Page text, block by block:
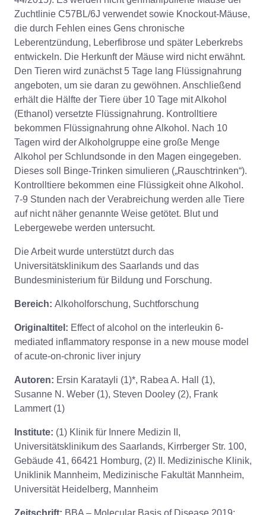
Zuchtlinie C57BL/6J verwendet sowie Knockout-Mäuse,
die durch Fehlen eines Gens chronische
Leberentzündung, Leberfibrose und später Leberkrebs
entwickeln. Die Herkunft der Mäuse wird nicht erwähnt.
Den Tieren wird zunächst 5 Tage lang Flüssignahrung
angeboten, um sie daran zu gewöhnen. Anschließend
erhält die Hälfte der Tiere über 10 Tage mit Alkohol
(Ethanol) versetzte Flüssignahrung. Kontrolltiere
bekommen Flüssignahrung ohne Alkohol. Nach 10
Tagen wird der Alkoholgruppe eine große Menge
Alkohol per Schlundsonde in den Magen eingegeben.
Dieses soll Binge-Trinken simulieren („Rauschtrinken“).
Kontrolltiere bekommen eine Flüssigkeit ohne Alkohol.
7-9 Stunden nach der Verabreichung werden alle Tiere
auf nicht näher genannte Weise getötet. Blut und
Lebergewebe werden untersucht.
Die Arbeit wurde unterstützt durch das
Universitätsklinikum des Saarlands und das
Bundesministerium für Bildung und Forschung.
Bereich: Alkoholforschung, Suchtforschung
Originaltitel: Effect of alcohol on the interleukin 6-
mediated inflammatory response in a new mouse model
of acute-on-chronic liver injury
Autoren: Ersin Karatayli (1)*, Rabea A. Hall (1),
Susanne N. Weber (1), Steven Dooley (2), Frank
Lammert (1)
Institute: (1) Klinik für Innere Medizin II,
Universitätsklinikum des Saarlands, Kirrberger Str. 100,
Gebäude 41, 66421 Homburg, (2) II. Medizinische Klinik,
Uniklinik Mannheim, Medizinische Fakultät Mannheim,
Universität Heidelberg, Mannheim
Zeitschrift: BBA – Molecular Basis of Disease 2019;